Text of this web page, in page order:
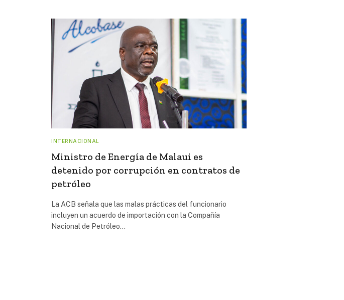
INTERNACIONAL
Ministro de Energía de Malaui es
detenido por corrupción en contratos de
petróleo
La ACB señala que las malas prácticas del funcionario
incluyen un acuerdo de importación con la Compañía
Nacional de Petróleo…